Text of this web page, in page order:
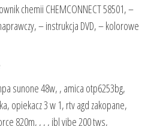
chemii CHEMCONNECT 58501, –
– instrukcja DVD, – kolorowe
sunone 48w, , amica otp6253bg,
opiekacz 3 w 1, rtv agd zakopane,
820m, , , , jbl vibe 200 tws,